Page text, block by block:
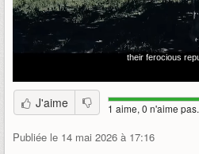
J'aime 1 aime, 0 n'aime pas.
Publiée le 14 mai 2026 à 17:16